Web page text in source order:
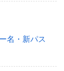
名・新パス